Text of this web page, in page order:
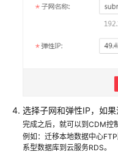
用
户
指
南
选择子网和弹性IP，如果
完成之后，就可以到CDM控
例如：迁移本地数据中心
系型数据库到云服务RDS。